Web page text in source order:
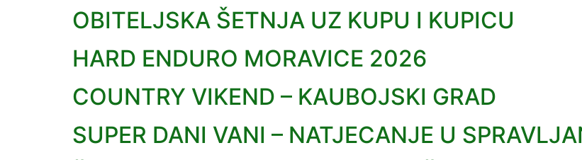
OBITELJSKA ŠETNJA UZ KUPU I KUPICU
HARD ENDURO MORAVICE 2026
COUNTRY VIKEND – KAUBOJSKI GRAD
SUPER DANI VANI – NATJECANJE U